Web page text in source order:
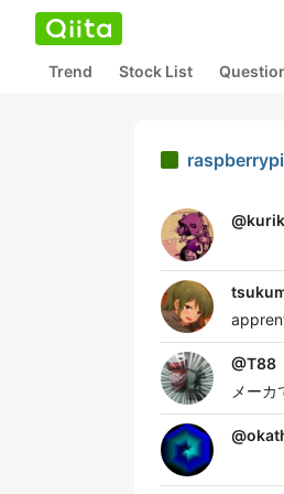
Trend Stock List
@
@T88
メー
@